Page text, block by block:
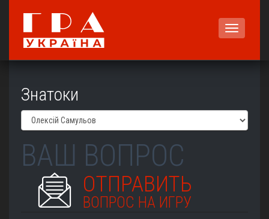
Меню
Знатоки
ВАШ ВОПРОС
ОТПРАВИТЬ
ВОПРОС НА ИГРУ